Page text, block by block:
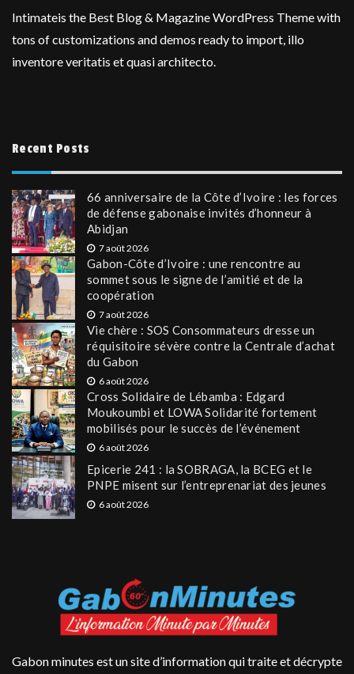
Intimateis the Best Blog & Magazine WordPress Theme with
tons of customizations and demos ready to import, illo
inventore veritatis et quasi architecto.
Recent Posts
66 anniversaire de la Côte d’Ivoire : les forces
de défense gabonaise invités d’honneur à
Abidjan
7 août 2026
Gabon-Côte d’Ivoire : une rencontre au
sommet sous le signe de l’amitié et de la
coopération
7 août 2026
Vie chère : SOS Consommateurs dresse un
réquisitoire sévère contre la Centrale d’achat
du Gabon
6 août 2026
Cross Solidaire de Lébamba : Edgard
Moukoumbi et LOWA Solidarité fortement
mobilisés pour le succès de l’événement
6 août 2026
Epicerie 241 : la SOBRAGA, la BCEG et le
PNPE misent sur l’entreprenariat des jeunes
6 août 2026
Gabon minutes est un site d’information qui traite et décrypte